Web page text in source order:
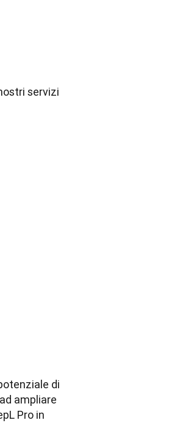
servizi
di
ampliare
Pro in